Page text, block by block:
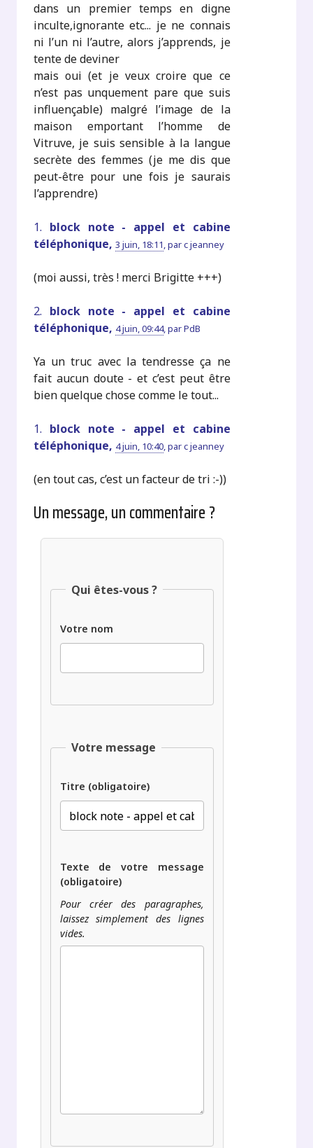
dans un premier temps en digne
inculte,ignorante etc... je ne connais
ni l’un ni l’autre, alors j’apprends, je
tente de deviner
mais oui (et je veux croire que ce
n’est pas unquement pare que suis
influençable) malgré l’image de la
maison emportant l’homme de
Vitruve, je suis sensible à la langue
secrète des femmes (je me dis que
peut-être pour une fois je saurais
l’apprendre)
1. block note - appel et cabine
téléphonique,3 juin, 18:11,parc jeanney
(moi aussi, très ! merci Brigitte +++)
2. block note - appel et cabine
téléphonique, 4 juin, 09:44,parPdB
Ya un truc avec la tendresse ça ne
fait aucun doute - et c’est peut être
bien quelque chose comme le tout...
1. block note - appel et cabine
téléphonique, 4 juin, 10:40,parc jeanney
(en tout cas, c’est un facteur de tri :-))
Un message, un commentaire ?
Qui êtes-vous ?
Votre nom
Votre message
Titre (obligatoire)
Texte de votre message
(obligatoire)
Pour créer des paragraphes,
laissez simplement des lignes
vides.